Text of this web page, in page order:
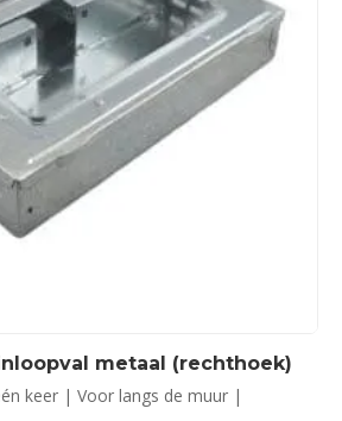
metaal (rechthoek)
keer | Voor langs de muur |